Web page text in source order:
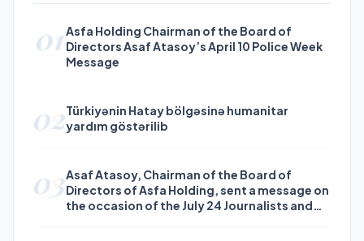
01Asfa Holding Chairman of the Board of
Directors Asaf Atasoy’s April 10 Police Week
Message
02Türkiyənin Hatay bölgəsinə humanitar
yardım göstərilib
03Asaf Atasoy, Chairman of the Board of
Directors of Asfa Holding, sent a message on
the occasion of the July 24 Journalists and